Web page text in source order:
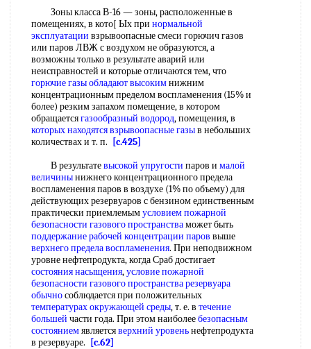
Зоны класса В-16 — зоны, расположенные в
помещениях, в кото[ Ых при нормальной
эксплуатации взрывоопасные смеси горючич газов
или паров ЛВЖ с воздухом не образуются, а
возможны только в результате аварий или
неисправностей и которые отличаются тем, что
горючие газыобладают высокимнижним
концентрационным пределом воспламенения (15% и
более) резким запахом помещение, в котором
обращаетсягазообразный водород, помещения, в
которых находятсявзрывоопасные газыв небольших
количествах и т. п.
[c.425]
В результатевысокой упругости паров и малой
величинынижнего концентрационного предела
воспламенения паров в воздухе (1% по объему) для
действующих резервуаров с бензином единственным
практически приемлемымусловием пожарной
безопасности газового пространстваможет быть
поддержание рабочей концентрации паров выше
верхнего предела воспламенения. При неподвижном
уровне нефтепродукта, когда Сраб достигает
состояния насыщения,условие пожарной
безопасности газового пространстварезервуара
обычнособлюдается при положительных
температурах окружающей среды, т. е. в течение
большей части года. При этом наиболеебезопасным
состояниемявляетсяверхний уровеньнефтепродукта
в резервуаре.
[c.62]